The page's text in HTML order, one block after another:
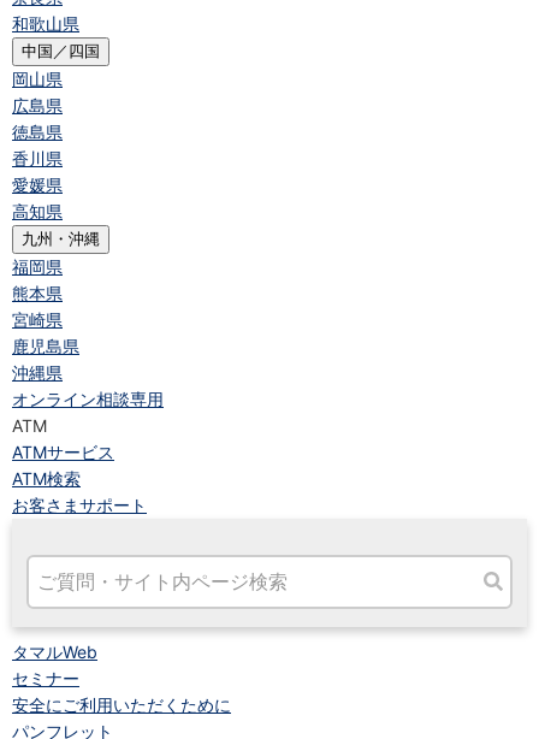
和歌山県
中国／四国
岡山県
広島県
徳島県
香川県
愛媛県
高知県
九州・沖縄
福岡県
熊本県
宮崎県
鹿児島県
沖縄県
オンライン相談専用
ATM
ATMサービス
ATM検索
お客さまサポート
タマルWeb
セミナー
安全にご利用いただくために
パンフレット